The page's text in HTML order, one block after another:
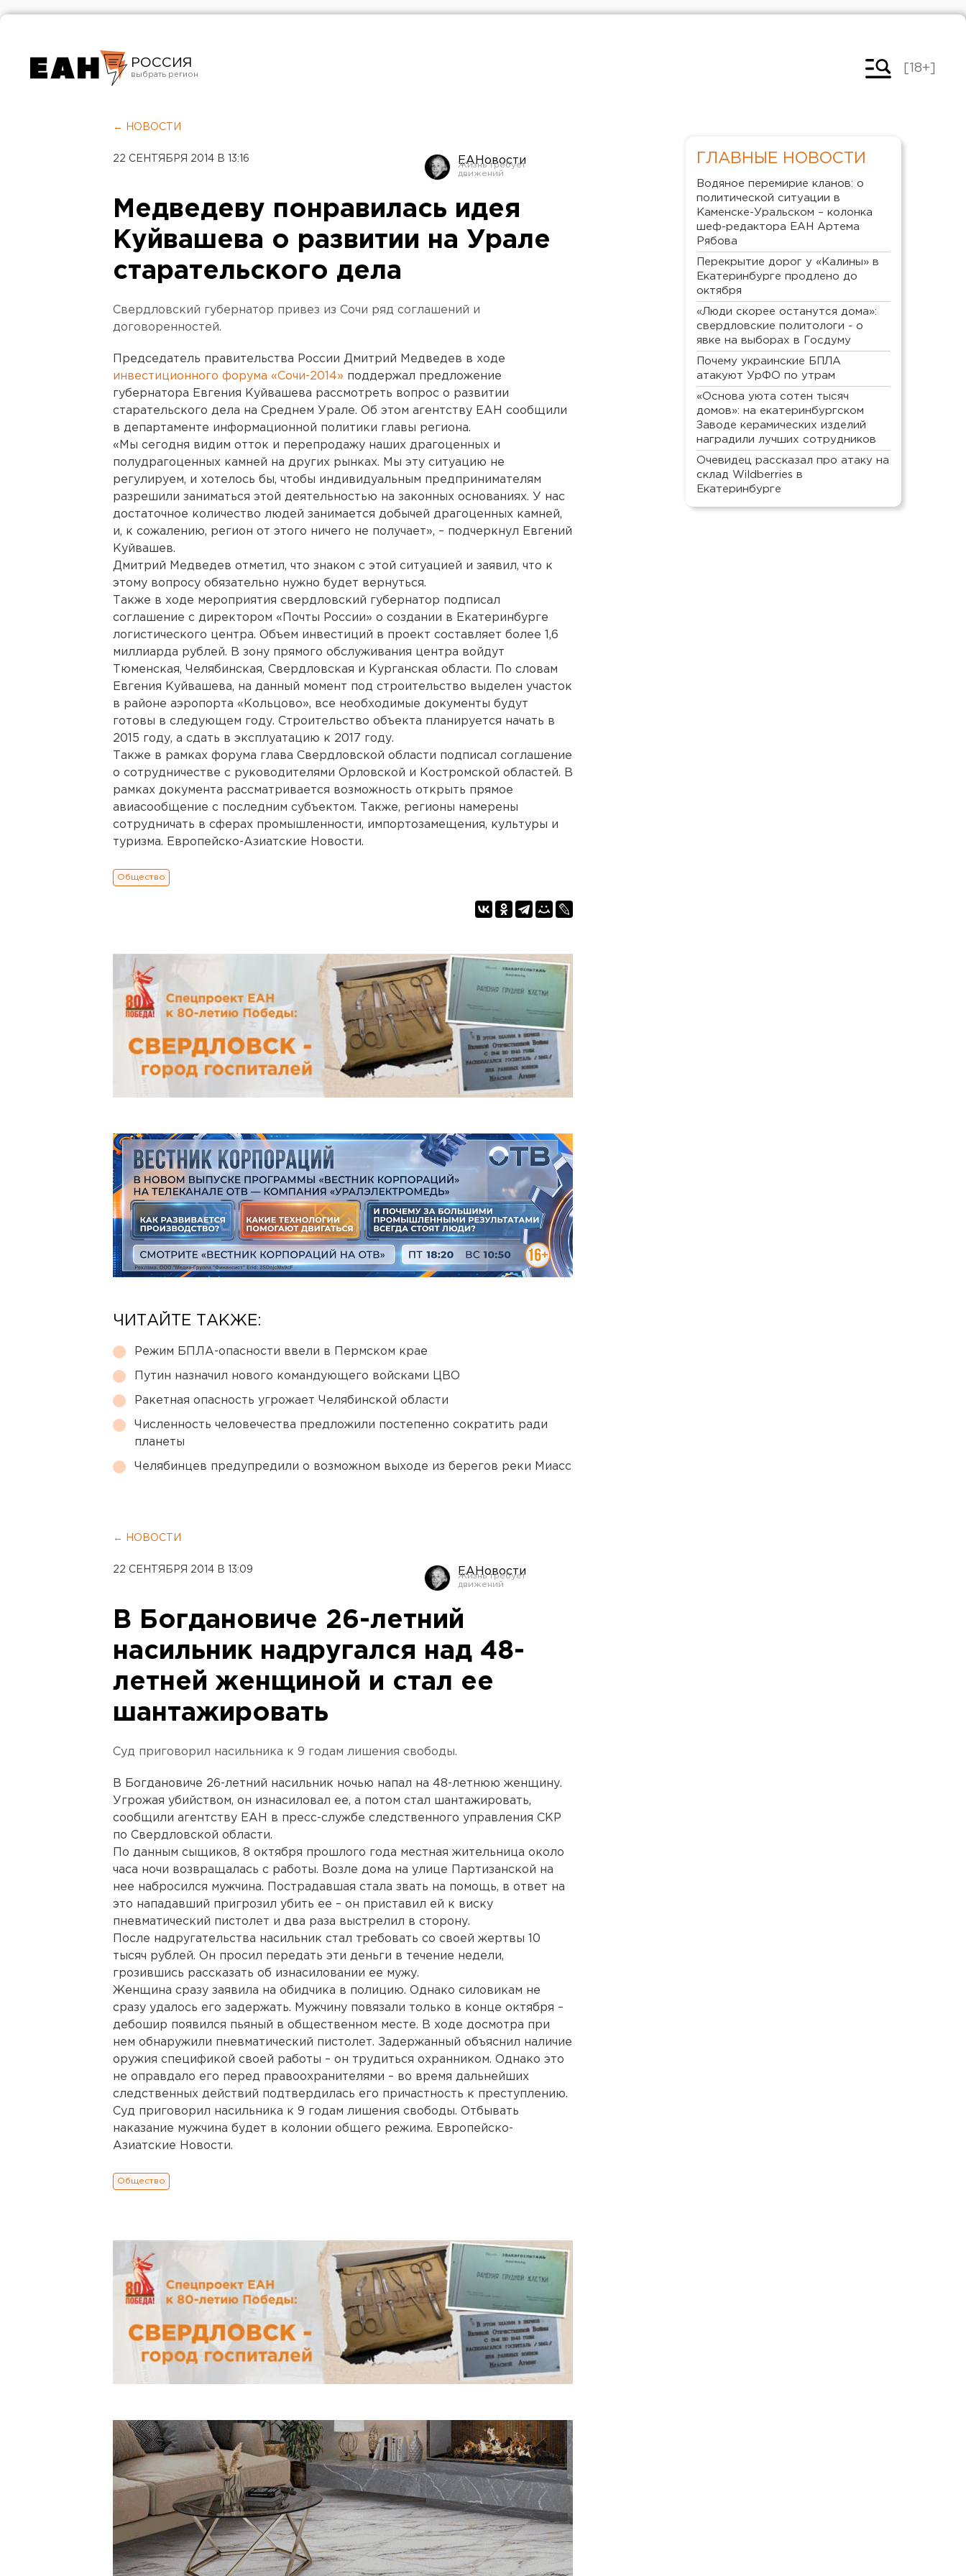
РОССИЯ
Челябинск
[18+]
← НОВОСТИ
22 СЕНТЯБРЯ 2014 В 13:16 ЕАНовости
Медведеву понравилась идея
Куйвашева о развитии на Урале
старательского дела
Свердловский губернатор привез из Сочи ряд соглашений и
договоренностей.
Председатель правительства России Дмитрий Медведев в ходе
инвестиционного форума «Сочи-2014» поддержал предложение
губернатора Евгения Куйвашева рассмотреть вопрос о развитии
старательского дела на Среднем Урале. Об этом агентству ЕАН сообщили
в департаменте информационной политики главы региона.
«Мы сегодня видим отток и перепродажу наших драгоценных и
полудрагоценных камней на других рынках. Мы эту ситуацию не
регулируем, и хотелось бы, чтобы индивидуальным предпринимателям
разрешили заниматься этой деятельностью на законных основаниях. У нас
достаточное количество людей занимается добычей драгоценных камней,
и, к сожалению, регион от этого ничего не получает», – подчеркнул Евгений
Куйвашев.
Дмитрий Медведев отметил, что знаком с этой ситуацией и заявил, что к
этому вопросу обязательно нужно будет вернуться.
Также в ходе мероприятия свердловский губернатор подписал
соглашение с директором «Почты России» о создании в Екатеринбурге
логистического центра. Объем инвестиций в проект составляет более 1,6
миллиарда рублей. В зону прямого обслуживания центра войдут
Тюменская, Челябинская, Свердловская и Курганская области. По словам
Евгения Куйвашева, на данный момент под строительство выделен участок
в районе аэропорта «Кольцово», все необходимые документы будут
готовы в следующем году. Строительство объекта планируется начать в
2015 году, а сдать в эксплуатацию к 2017 году.
Также в рамках форума глава Свердловской области подписал соглашение
о сотрудничестве с руководителями Орловской и Костромской областей. В
рамках документа рассматривается возможность открыть прямое
авиасообщение с последним субъектом. Также, регионы намерены
сотрудничать в сферах промышленности, импортозамещения, культуры и
туризма. Европейско-Азиатские Новости.
Общество
ЧИТАЙТЕ ТАКЖЕ:
Режим БПЛА-опасности ввели в Пермском крае
Путин назначил нового командующего войсками ЦВО
Ракетная опасность угрожает Челябинской области
Численность человечества предложили постепенно сократить ради
планеты
Челябинцев предупредили о возможном выходе из берегов реки Миасс
← НОВОСТИ
22 СЕНТЯБРЯ 2014 В 13:09 ЕАНовости
В Богдановиче 26-летний
насильник надругался над 48-
летней женщиной и стал ее
шантажировать
Суд приговорил насильника к 9 годам лишения свободы.
В Богдановиче 26-летний насильник ночью напал на 48-летнюю женщину.
Угрожая убийством, он изнасиловал ее, а потом стал шантажировать,
сообщили агентству ЕАН в пресс-службе следственного управления СКР
по Свердловской области.
По данным сыщиков, 8 октября прошлого года местная жительница около
часа ночи возвращалась с работы. Возле дома на улице Партизанской на
нее набросился мужчина. Пострадавшая стала звать на помощь, в ответ на
это нападавший пригрозил убить ее – он приставил ей к виску
пневматический пистолет и два раза выстрелил в сторону.
После надругательства насильник стал требовать со своей жертвы 10
тысяч рублей. Он просил передать эти деньги в течение недели,
грозившись рассказать об изнасиловании ее мужу.
Женщина сразу заявила на обидчика в полицию. Однако силовикам не
сразу удалось его задержать. Мужчину повязали только в конце октября –
дебошир появился пьяный в общественном месте. В ходе досмотра при
нем обнаружили пневматический пистолет. Задержанный объяснил наличие
оружия спецификой своей работы – он трудиться охранником. Однако это
не оправдало его перед правоохранителями – во время дальнейших
следственных действий подтвердилась его причастность к преступлению.
Суд приговорил насильника к 9 годам лишения свободы. Отбывать
наказание мужчина будет в колонии общего режима. Европейско-
Азиатские Новости.
Общество
ГЛАВНЫЕ НОВОСТИ
Водяное перемирие кланов: о
политической ситуации в
Каменске-Уральском – колонка
шеф-редактора ЕАН Артема
Рябова
Перекрытие дорог у «Калины» в
Екатеринбурге продлено до
октября
«Люди скорее останутся дома»:
свердловские политологи - о
явке на выборах в Госдуму
Почему украинские БПЛА
атакуют УрФО по утрам
«Основа уюта сотен тысяч
домов»: на екатеринбургском
Заводе керамических изделий
наградили лучших сотрудников
Очевидец рассказал про атаку на
склад Wildberries в
Екатеринбурге